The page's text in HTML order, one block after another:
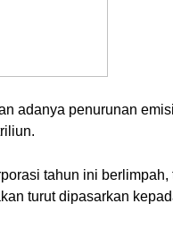
adanya penurunan
tahun ini
turut dipasarkan